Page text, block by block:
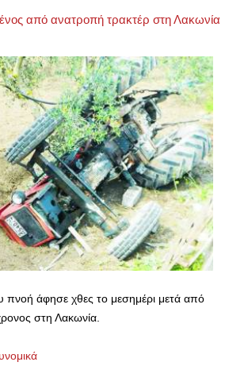
από ανατροπή τρακτέρ στη Λακωνία
πνοή άφησε χθες το μεσημέρι μετά από
στη Λακωνία.